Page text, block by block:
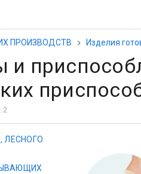
ПРОИЗВОДСТВ Изделия
и
ЛЕСНОГО